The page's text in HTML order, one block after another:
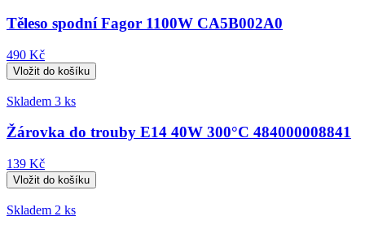
Těleso spodní Fagor 1100W CA5B002A0
490 Kč
Skladem 3 ks
Žárovka do trouby E14 40W 300°C 484000008841
139 Kč
Skladem 2 ks